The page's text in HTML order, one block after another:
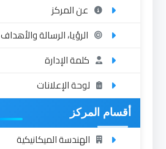
عن المركز
الرؤيا، الرسالة والأهداف
كلمة الإدارة
لوحة الإعلانات
أقسام المركز
الهندسة الميكانيكية